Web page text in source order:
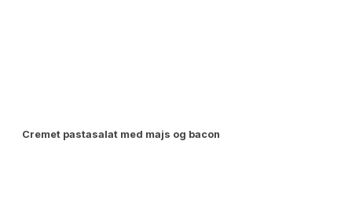
Cremet pastasalat med majs og bacon